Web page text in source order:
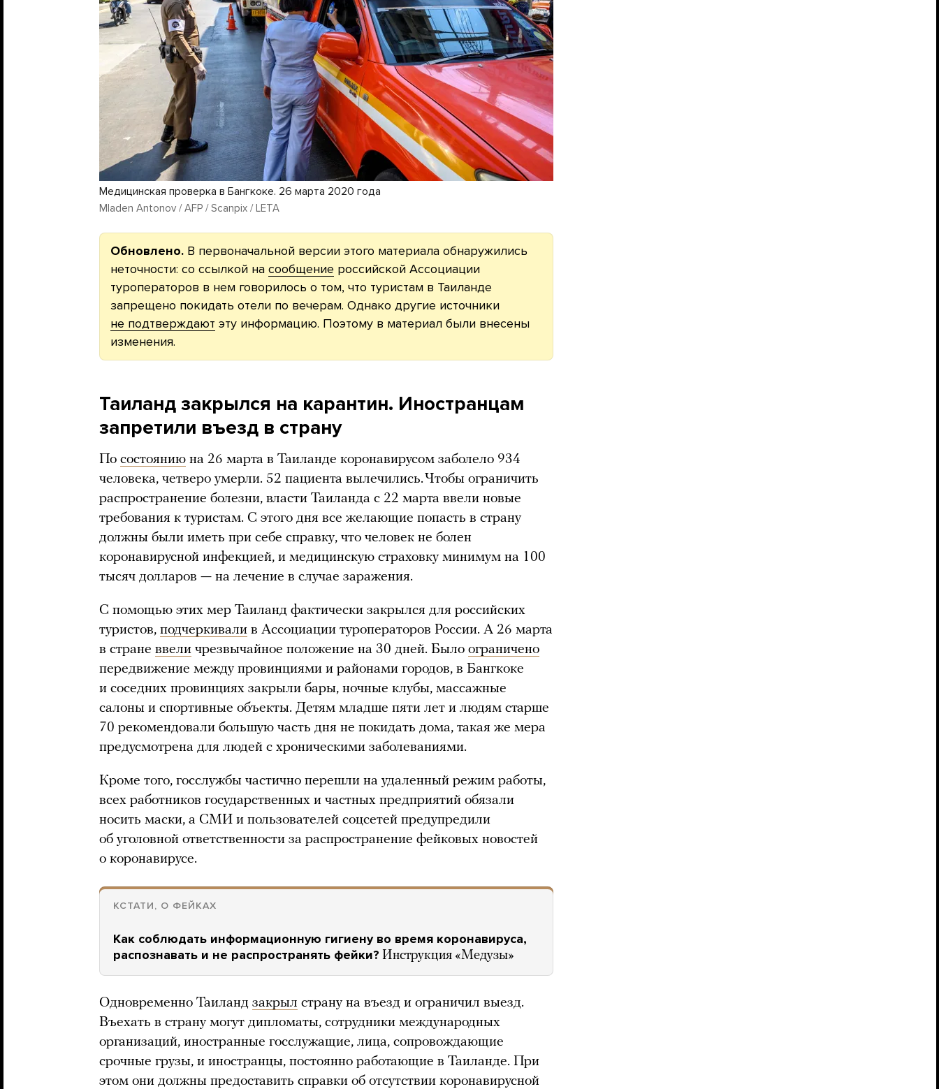
Медицинская проверка в Бангкоке. 26 марта 2020 года
Mladen Antonov / AFP / Scanpix / LETA
Обновлено. В первоначальной версии этого материала обнаружились
неточности: со ссылкой на сообщение российской Ассоциации
туроператоров в нем говорилось о том, что туристам в Таиланде
запрещено покидать отели по вечерам. Однако другие источники
не подтверждают эту информацию. Поэтому в материал были внесены
изменения.
Таиланд закрылся на карантин. Иностранцам
запретили въезд в страну
По состоянию на 26 марта в Таиланде коронавирусом заболело 934
человека, четверо умерли. 52 пациента вылечились. Чтобы ограничить
распространение болезни, власти Таиланда с 22 марта ввели новые
требования к туристам. С этого дня все желающие попасть в страну
должны были иметь при себе справку, что человек не болен
коронавирусной инфекцией, и медицинскую страховку минимум на 100
тысяч долларов — на лечение в случае заражения.
С помощью этих мер Таиланд фактически закрылся для российских
туристов, подчеркивали в Ассоциации туроператоров России. А 26 марта
в стране ввели чрезвычайное положение на 30 дней. Было ограничено
передвижение между провинциями и районами городов, в Бангкоке
и соседних провинциях закрыли бары, ночные клубы, массажные
салоны и спортивные объекты. Детям младше пяти лет и людям старше
70 рекомендовали большую часть дня не покидать дома, такая же мера
предусмотрена для людей с хроническими заболеваниями.
Кроме того, госслужбы частично перешли на удаленный режим работы,
всех работников государственных и частных предприятий обязали
носить маски, а СМИ и пользователей соцсетей предупредили
об уголовной ответственности за распространение фейковых новостей
о коронавирусе.
КСТАТИ, О ФЕЙКАХ
Как соблюдать информационную гигиену во время коронавируса,
распознавать и не распространять фейки? Инструкция «Медузы»
Одновременно Таиланд закрыл страну на въезд и ограничил выезд.
Въехать в страну могут дипломаты, сотрудники международных
организаций, иностранные госслужащие, лица, сопровождающие
срочные грузы, и иностранцы, постоянно работающие в Таиланде. При
этом они должны предоставить справки об отсутствии коронавирусной